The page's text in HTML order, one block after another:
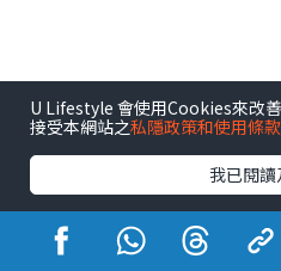
U Lifestyle 會使用Cookies來改
接受本網站之私隱政策和使用條款
我已閱讀